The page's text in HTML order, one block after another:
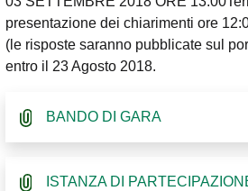
presentazione dei chiarimenti ore
(le risposte saranno pubblicate sul
entro il 23 Agosto 2018.
BANDO DI GARA
ISTANZA DI